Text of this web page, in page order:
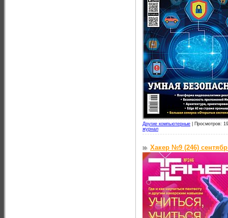
Другие компьютерные
Просмотров:
журнал
Хакер №9 (246)